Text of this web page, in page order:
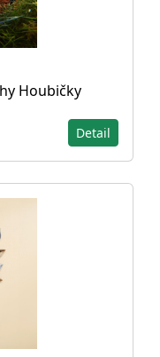
Houbičky
Detail